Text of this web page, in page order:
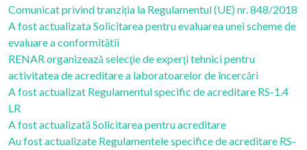
Comunicat privind tranziția la Regulamentul (UE) nr. 848/2018
A fost actualizata Solicitarea pentru evaluarea unei scheme de
evaluare a conformitătii
RENAR organizează selecţie de experţi tehnici pentru
activitatea de acreditare a laboratoarelor de încercări
A fost actualizat Regulamentul specific de acreditare RS-1.4
LR
A fost actualizată Solicitarea pentru acreditare
Au fost actualizate Regulamentele specifice de acreditare RS-